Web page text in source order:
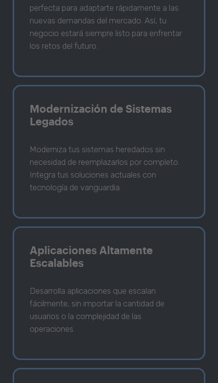
perfecta para adaptarte rápidamente a las
nuevas demandas del mercado. Así, tu
negocio estará siempre listo para enfrentar
los retos del futuro.
Modernización de Sistemas
Legados
Moderniza tus sistemas heredados sin
necesidad de reemplazarlos por completo.
Integra tus soluciones actuales con
tecnología de vanguardia.
Aplicaciones Altamente
Escalables
Desarrolla aplicaciones que escalan
fácilmente, sin importar la cantidad de
usuarios o la complejidad de las
operaciones.